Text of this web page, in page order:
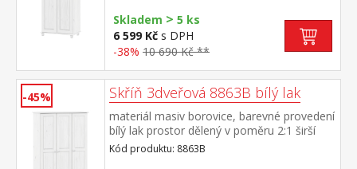
Skladem > 5 ks
6 599 Kč s DPH
-38% 10 690 Kč **
-45% Skříň 3dveřová 8863B bílý lak
materiál masiv borovice, barevné provedení
bílý lak prostor dělený v poměru 2:1 širší
část šatní tyč a police, užší část 3 variabilní
police doporučený nástavec 8864B
Kód produktu: 8863B